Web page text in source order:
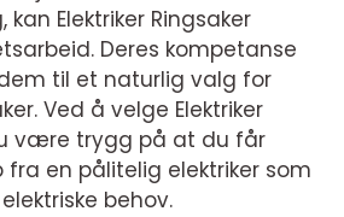
Elektriker Ringsaker
Deres kompetanse
til et naturlig valg for
Ved å velge Elektriker
være trygg på at du får
fra en pålitelig elektriker som
behov.